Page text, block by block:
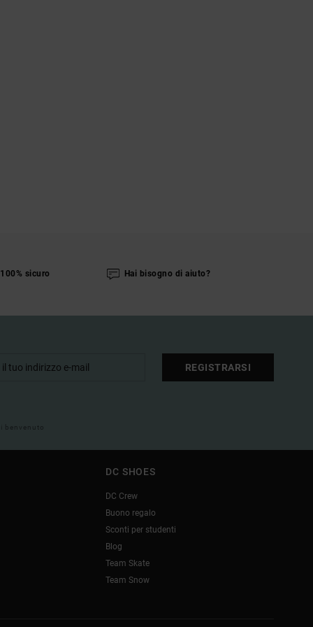
sicuro Hai bisogno di aiuto?
REGISTRARSI
benvenuto
DC SHOES
DC Crew
Buono regalo
Sconti per studenti
Blog
Team Skate
Team Snow